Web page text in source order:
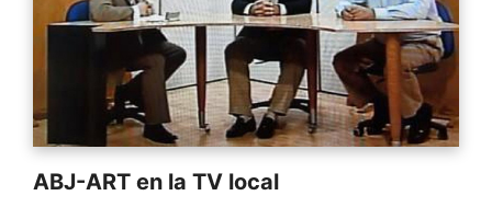
ABJ-ART en la TV local